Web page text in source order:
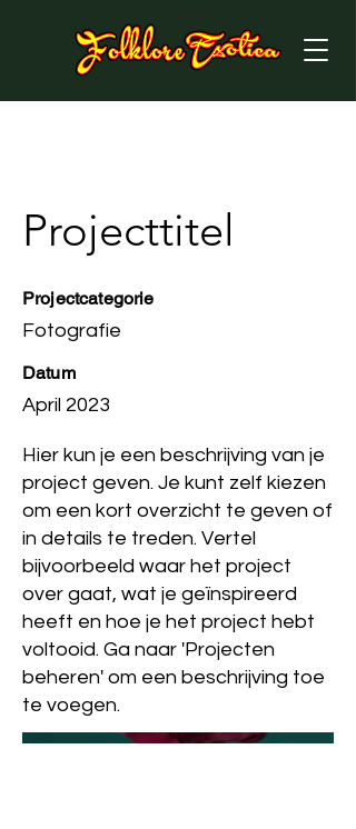
Projecttitel
Projectcategorie
Fotografie
Datum
April 2023
Hier kun je een beschrijving van je
project geven. Je kunt zelf kiezen
om een kort overzicht te geven of
in details te treden. Vertel
bijvoorbeeld waar het project
over gaat, wat je geïnspireerd
heeft en hoe je het project hebt
voltooid. Ga naar 'Projecten
beheren' om een beschrijving toe
te voegen.